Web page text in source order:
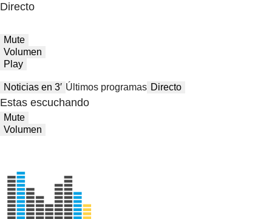
Directo
Mute
Volumen
Play
Noticias en 3′ Últimos programas Directo
Estas escuchando
Mute
Volumen